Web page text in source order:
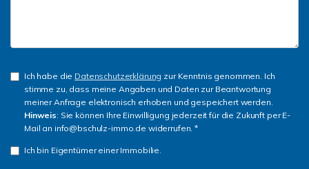
Ich habe die Datenschutzerklärung zur Kenntnis genommen. Ich
stimme zu, dass meine Angaben und Daten zur Beantwortung
meiner Anfrage elektronisch erhoben und gespeichert werden.
Hinweis: Sie können Ihre Einwilligung jederzeit für die Zukunft per E-
Mail an info@bschulz-immo.de widerrufen. *
Ich bin Eigentümer einer Immobilie.